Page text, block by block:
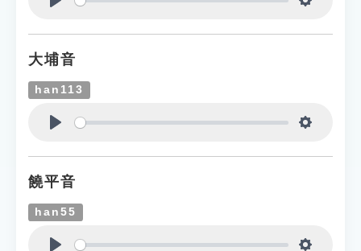
大埔音
han113
饒平音
han55